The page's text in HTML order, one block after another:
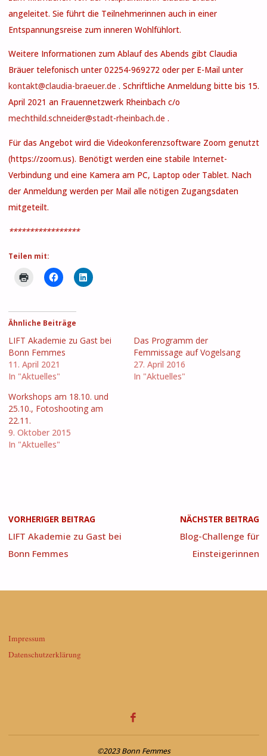
angeleitet. Sie führt die Teilnehmerinnen auch in einer
Entspannungsreise zum inneren Wohlfühlort.
Weitere Informationen zum Ablauf des Abends gibt Claudia
Bräuer telefonisch unter 02254-969272 oder per E-Mail unter
kontakt@claudia-braeuer.de . Schriftliche Anmeldung bitte bis 15.
April 2021 an Frauennetzwerk Rheinbach c/o
mechthild.schneider@stadt-rheinbach.de .
Für das Angebot wird die Videokonferenzsoftware Zoom genutzt
(https://zoom.us). Benötigt werden eine stabile Internet-
Verbindung und eine Kamera am PC, Laptop oder Tablet. Nach
der Anmeldung werden per Mail alle nötigen Zugangsdaten
mitgeteilt.
*****************
Teilen mit:
Ähnliche Beiträge
LIFT Akademie zu Gast bei
Bonn Femmes
11. April 2021
In "Aktuelles"
Das Programm der
Femmissage auf Vogelsang
27. April 2016
In "Aktuelles"
Workshops am 18.10. und
25.10., Fotoshooting am
22.11.
9. Oktober 2015
In "Aktuelles"
VORHERIGER BEITRAG
LIFT Akademie zu Gast bei
Bonn Femmes
NÄCHSTER BEITRAG
Blog-Challenge für
Einsteigerinnen
Impressum
Datenschutzerklärung
©2023 Bonn Femmes